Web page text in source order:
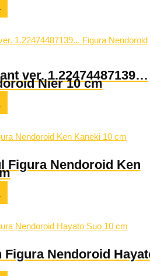
ver. 1.22474487139…
Nier 10 cm
Figura Nendoroid Ken
Figura Nendoroid